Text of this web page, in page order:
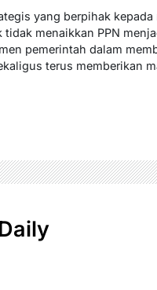
yang berpihak
menaikkan PPN
pemerintah dalam
terus memberikan